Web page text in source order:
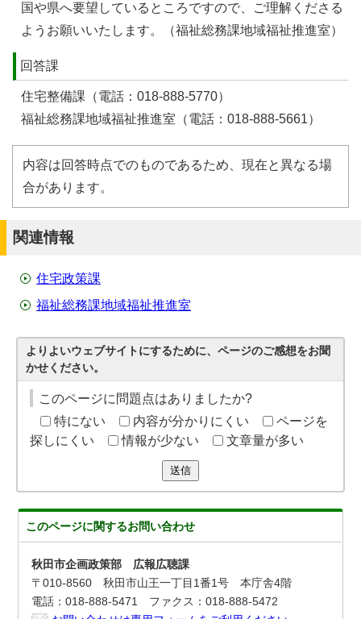
国や県へ要望しているところですので、ご理解くださる
ようお願いいたします。（福祉総務課地域福祉推進室）
回答課
住宅整備課（電話：018-888-5770）
福祉総務課地域福祉推進室（電話：018-888-5661）
内容は回答時点でのものであるため、現在と異なる場
合があります。
関連情報
住宅政策課
福祉総務課地域福祉推進室
よりよいウェブサイトにするために、ページのご感想をお聞
かせください。
このページに問題点はありましたか?
特にない
内容が分かりにくい
ページを
探しにくい
情報が少ない 文章量が多い
送信
このページに関するお問い合わせ
秋田市企画政策部 広報広聴課
〒010-8560 秋田市山王一丁目1番1号 本庁舎4階
電話：018-888-5471 ファクス：018-888-5472